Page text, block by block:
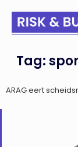
Tag:
ARAG eert